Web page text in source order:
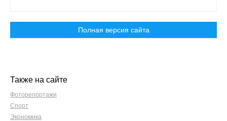
Полная версия сайта
Также на сайте
Фоторепортажи
Спорт
Экономика